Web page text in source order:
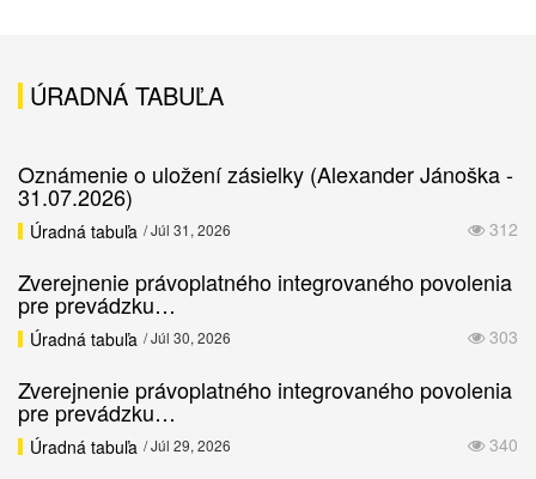
ÚRADNÁ TABUĽA
Oznámenie o uložení zásielky (Alexander Jánoška -
31.07.2026)
312
Úradná tabuľa / Júl 31, 2026
Zverejnenie právoplatného integrovaného povolenia
pre prevádzku…
303
Úradná tabuľa / Júl 30, 2026
Zverejnenie právoplatného integrovaného povolenia
pre prevádzku…
340
Úradná tabuľa / Júl 29, 2026